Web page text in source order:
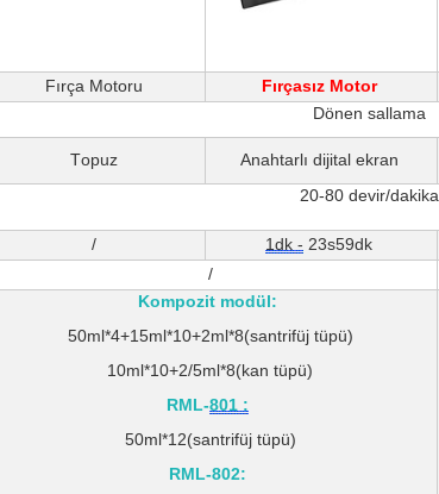
Fırça Motoru Fırçasız Motor
Dönen sallama
Topuz Anahtarlı dijital ekran
20-80 devir/dakika
/ 1dk - 23s59dk
/
Kompozit modül:
50ml*4+15ml*10+2ml*8(santrifüj tüpü)
10ml*10+2/5ml*8(kan tüpü)
RML-801 :
50ml*12(santrifüj tüpü)
RML-802: